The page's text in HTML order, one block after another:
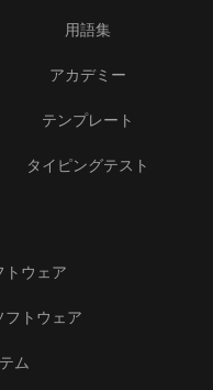
用語集
アカデミー
テンプレート
タイピングテスト
トウェア
フトウェア
ム